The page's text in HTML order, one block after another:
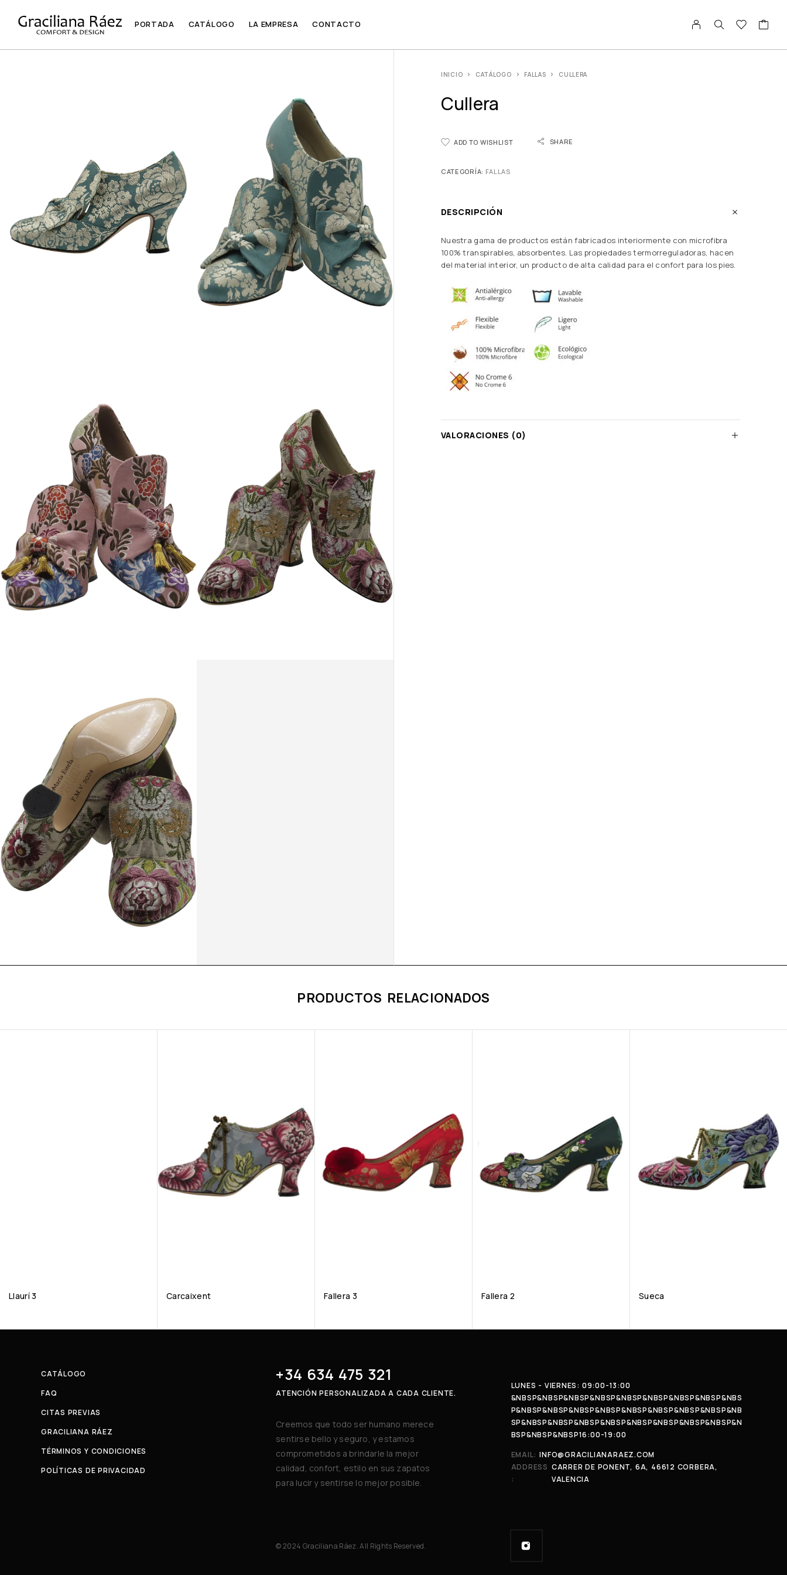
PORTADA CATÁLOGO LA EMPRESA CONTACTO
INICIO CATÁLOGO FALLAS CULLERA
Cullera
ADD TO WISHLIST SHARE
CATEGORÍA: FALLAS
DESCRIPCIÓN
Nuestra gama de productos están fabricados interiormente con microfibra
100% transpirables, absorbentes. Las propiedades termorreguladoras, hacen
del material interior, un producto de alta calidad para el confort para los pies.
VALORACIONES (0)
PRODUCTOS RELACIONADOS
Llaurí 3 Carcaixent Fallera 3 Fallera 2 Sueca
CATÁLOGO
FAQ
CITAS PREVIAS
GRACILIANA RÁEZ
TÉRMINOS Y CONDICIONES
POLÍTICAS DE PRIVACIDAD
+34 634 475 321
ATENCIÓN PERSONALIZADA A CADA CLIENTE.
Creemos que todo ser humano merece
sentirse bello y seguro, y estamos
comprometidos a brindarle la mejor
calidad, confort, estilo en sus zapatos
para lucir y sentirse lo mejor posible.
LUNES - VIERNES: 09:00-13:00
&NBSP&NBSP&NBSP&NBSP&NBSP&NBSP&NBSP&NBSP&NBS
P&NBSP&NBSP&NBSP&NBSP&NBSP&NBSP&NBSP&NBSP&NB
SP&NBSP&NBSP&NBSP&NBSP&NBSP&NBSP&NBSP&NBSP&N
BSP&NBSP&NBSP16:00-19:00
EMAIL: INFO@GRACILIANARAEZ.COM
ADDRESS
:
CARRER DE PONENT, 6A, 46612 CORBERA,
VALENCIA
© 2024 Graciliana Ráez. All Rights Reserved.